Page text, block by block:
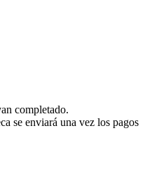
completado.
se enviará una vez los pagos